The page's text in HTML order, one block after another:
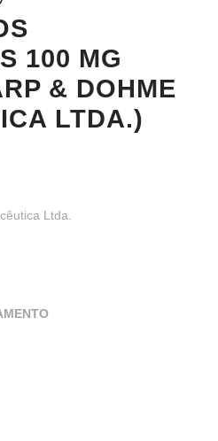
100 MG
& DOHME
LTDA.)
Ltda.